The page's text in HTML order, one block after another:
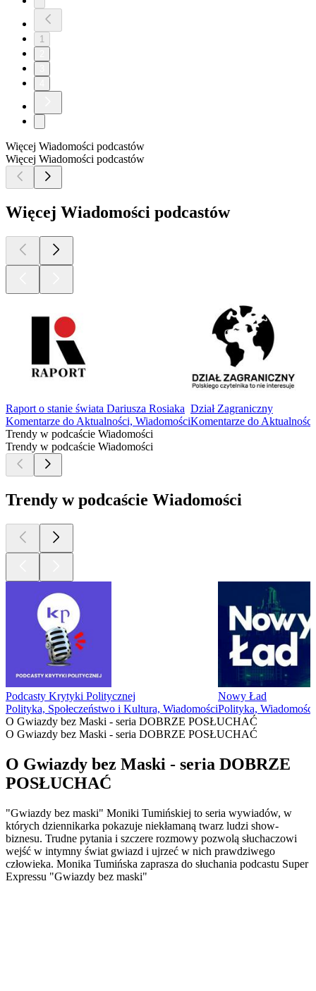
1
Więcej Wiadomości podcastów
Więcej Wiadomości podcastów
Więcej Wiadomości podcastów
Raport o stanie świata Dariusza Rosiaka
Komentarze do Aktualności, Wiadomości
Dział Zagraniczny
Komentarze do
Trendy w podcaście Wiadomości
Trendy w podcaście Wiadomości
Trendy w podcaście Wiadomości
Podcasty Krytyki Politycznej
Polityka, Społeczeństwo i Kultura, Wiadomości
Nowy Ład
Polityka, Wiadomości
O Gwiazdy bez Maski - seria DOBRZE POSŁUCHAĆ
O Gwiazdy bez Maski - seria DOBRZE POSŁUCHAĆ
O Gwiazdy bez Maski - seria DOBRZE
POSŁUCHAĆ
"Gwiazdy bez maski" Moniki Tumińskiej to seria wywiadów, w
których dziennikarka pokazuje niekłamaną twarz ludzi show-
biznesu. Trudne pytania i szczere rozmowy pozwolą słuchaczowi
wejść w intymny świat gwiazd i ujrzeć w nich prawdziwego
człowieka. Monika Tumińska zaprasza do słuchania podcastu Super
Expressu "Gwiazdy bez maski"